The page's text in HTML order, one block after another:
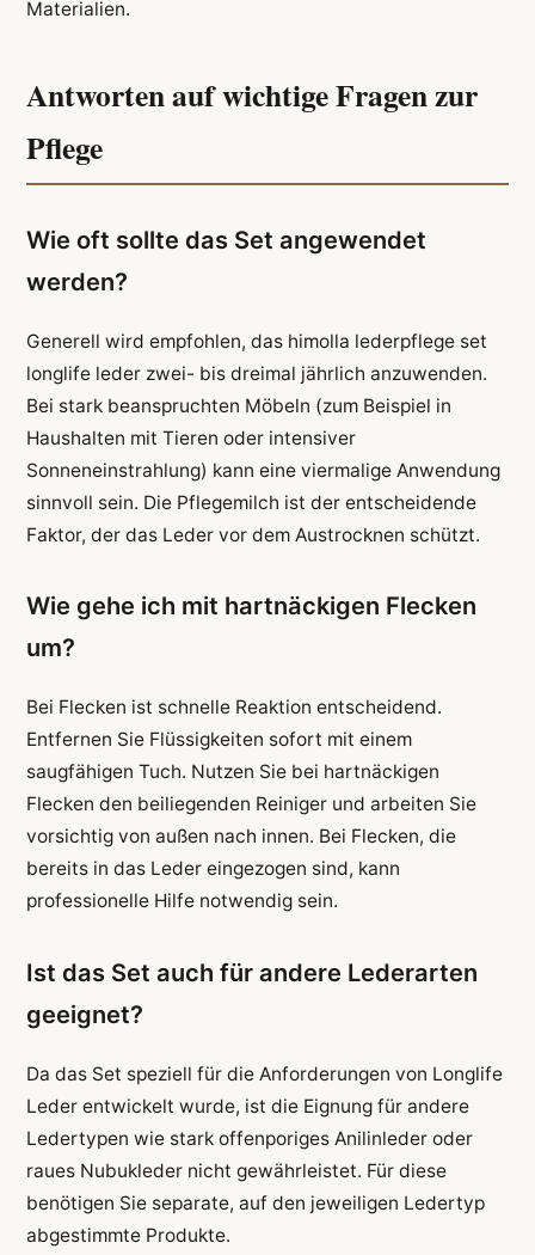
Materialien.
Antworten auf wichtige Fragen zur
Pflege
Wie oft sollte das Set angewendet
werden?
Generell wird empfohlen, das himolla lederpflege set
longlife leder zwei- bis dreimal jährlich anzuwenden.
Bei stark beanspruchten Möbeln (zum Beispiel in
Haushalten mit Tieren oder intensiver
Sonneneinstrahlung) kann eine viermalige Anwendung
sinnvoll sein. Die Pflegemilch ist der entscheidende
Faktor, der das Leder vor dem Austrocknen schützt.
Wie gehe ich mit hartnäckigen Flecken
um?
Bei Flecken ist schnelle Reaktion entscheidend.
Entfernen Sie Flüssigkeiten sofort mit einem
saugfähigen Tuch. Nutzen Sie bei hartnäckigen
Flecken den beiliegenden Reiniger und arbeiten Sie
vorsichtig von außen nach innen. Bei Flecken, die
bereits in das Leder eingezogen sind, kann
professionelle Hilfe notwendig sein.
Ist das Set auch für andere Lederarten
geeignet?
Da das Set speziell für die Anforderungen von Longlife
Leder entwickelt wurde, ist die Eignung für andere
Ledertypen wie stark offenporiges Anilinleder oder
raues Nubukleder nicht gewährleistet. Für diese
benötigen Sie separate, auf den jeweiligen Ledertyp
abgestimmte Produkte.